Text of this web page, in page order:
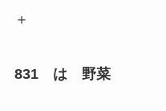
＋
831 は 野菜